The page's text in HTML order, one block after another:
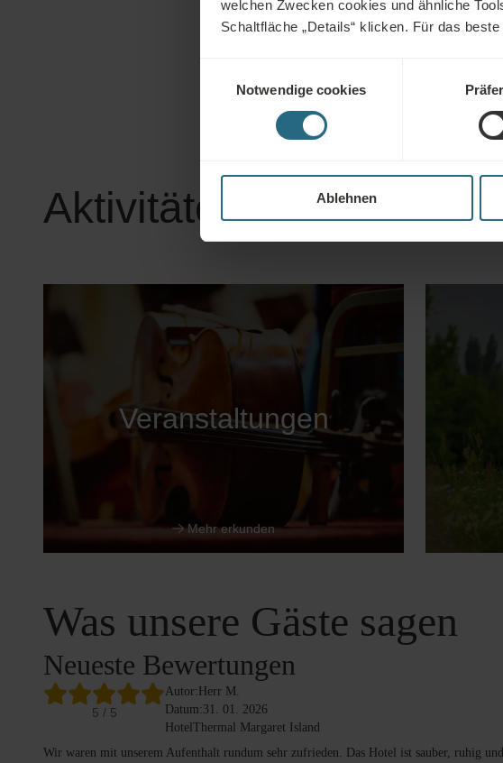
welchen Zwecken cookies und ähnliche
Schaltfläche „Details“ klicken. Für das
Notwendige cookies
Ablehnen
Osteoporose vorbeugen.
Aktivitäten in Budapest
Veranstaltungen
Mehr erkunden
Was unsere Gäste sagen
Neueste Bewertungen
5 / 5
Autor: Herr M.
Datum:31. 01. 2026
Hotel Thermal Margaret Island
Wir waren mit unserem Aufenthalt rundum sehr zufrieden. Das Hotel ist sauber, ruhig